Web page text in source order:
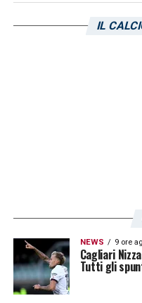
altre arriva tramite
LA PLAYLIST
IL
NEWS 9 ore
Cagliari
Tutti gli